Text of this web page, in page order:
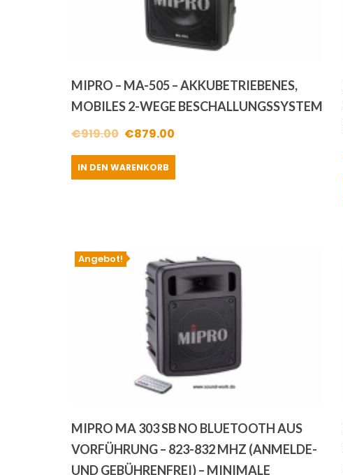
MIPRO – MA-505 – AKKUBETRIEBENES,
MOBILES 2-WEGE BESCHALLUNGSSYSTEM
€919.00 Ursprünglicher
Preis
war:
€879.00
IN DEN WARENKORB
Angebot!
MIPRO MA 303 SB NO BLUETOOTH AUS
VORFÜHRUNG – 823-832 MHZ (ANMELDE-
UND GEBÜHRENFREI) – MINIMALE